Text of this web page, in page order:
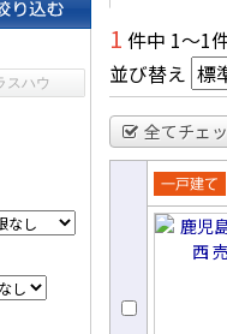
む
スハウ
1 件中 1～1
並び替え
全てチェ
売一戸建
て